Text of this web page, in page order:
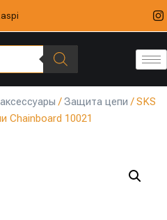
/Защита цепи / SKS
Chainboard 10021